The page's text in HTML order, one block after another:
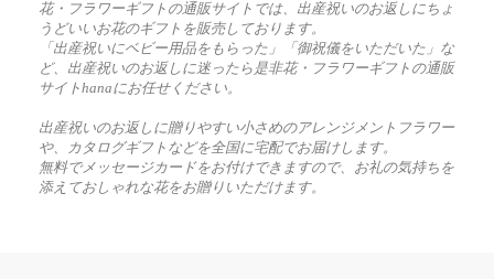
花・フラワーギフトの通販サイトでは、出産祝いのお返しにちょ
うどいいお花のギフトを販売しております。
「出産祝いにベビー用品をもらった」「御祝儀をいただいた」な
ど、出産祝いのお返しに迷ったら是非花・フラワーギフトの通販
サイトhanaにお任せください。
出産祝いのお返しに贈りやすい小さめのアレンジメントフラワー
や、カタログギフトなどを全国に宅配でお届けします。
無料でメッセージカードをお付けできますので、お礼の気持ちを
添えておしゃれな花をお贈りいただけます。